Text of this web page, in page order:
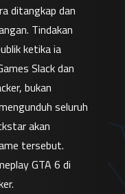
ditangkap dan
Tindakan
ketika ia
Slack dan
bukan
seluruh
akan
tersebut.
GTA 6 di